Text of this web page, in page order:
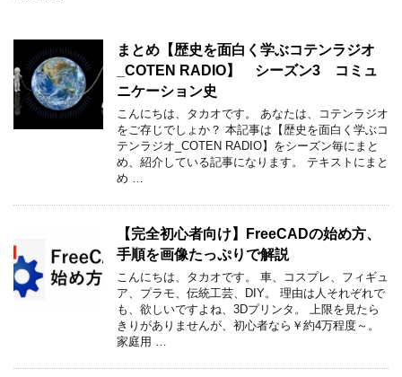
まとめ【歴史を面白く学ぶコテンラジオ
_COTEN RADIO】 シーズン3 コミュ
ニケーション史
こんにちは、タカオです。 あなたは、コテンラジオ
をご存じでしょか？ 本記事は【歴史を面白く学ぶコ
テンラジオ_COTEN RADIO】をシーズン毎にまと
め、紹介している記事になります。 テキストにまと
め …
【完全初心者向け】FreeCADの始め方、
手順を画像たっぷりで解説
こんにちは、タカオです。 車、コスプレ、フィギュ
ア、プラモ、伝統工芸、DIY。 理由は人それぞれで
も、欲しいですよね、3Dプリンタ。 上限を見たら
きりがありませんが、初心者なら￥約4万程度～。
家庭用 …